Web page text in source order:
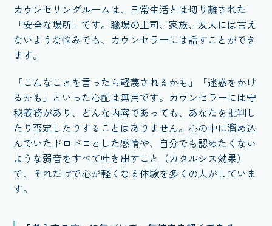
カウンセリングルームは、日常生活とは切り離された
「安全な場所」です。職場の上司、家族、友人には言え
ないような悩みでも、カウンセラーには話すことができ
ます。
「こんなことを言ったら軽蔑されるかも」「迷惑をかけ
るかも」といった心配は無用です。カウンセラーには守
秘義務があり、どんな内容であっても、あなたを批判し
たり否定したりすることはありません。心の中に溜め込
んでいたドロドロとした感情や、自分でも認めたくない
ような弱音をすべて吐き出すこと（カタルシス効果）
で、それだけで心が軽くなる体験を多くの人がしていま
す。